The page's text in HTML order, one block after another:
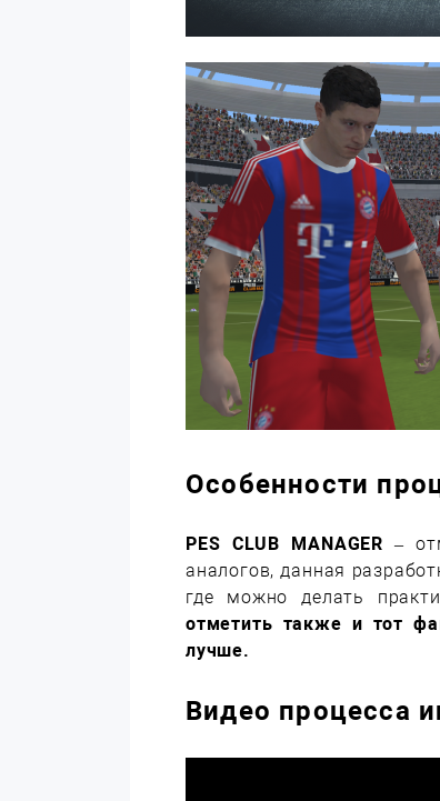
Особенности
PES CLUB MANAGER –
аналогов, данная
где можно делать
отметить также и тот
лучше.
Видео процесса